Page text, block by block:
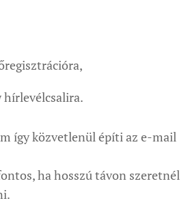
hírlevélcsalira.
így közvetlenül építi az e-mail
ha hosszú távon szeretnél